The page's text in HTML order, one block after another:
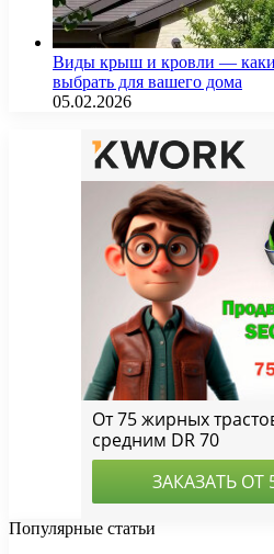
Виды крыш и кровли —
выбрать для вашего дома
05.02.2026
Популярные статьи